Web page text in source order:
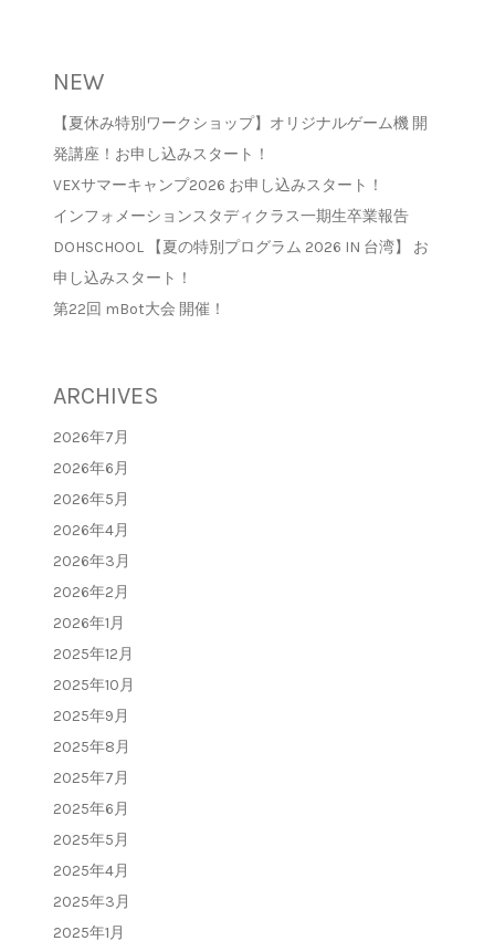
NEW
【夏休み特別ワークショップ】オリジナルゲーム機 開
発講座！お申し込みスタート！
VEXサマーキャンプ2026 お申し込みスタート！
インフォメーションスタディクラス一期生卒業報告
DOHSCHOOL 【夏の特別プログラム 2026 IN 台湾】 お
申し込みスタート！
第22回 mBot大会 開催！
ARCHIVES
2026年7月
2026年6月
2026年5月
2026年4月
2026年3月
2026年2月
2026年1月
2025年12月
2025年10月
2025年9月
2025年8月
2025年7月
2025年6月
2025年5月
2025年4月
2025年3月
2025年1月